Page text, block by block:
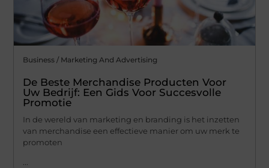
Business / Marketing And Advertising
De Beste Merchandise Producten Voor
Uw Bedrijf: Een Gids Voor Succesvolle
Promotie
In de wereld van marketing en branding is het inzetten
van merchandise een effectieve manier om uw merk te
promoten
...